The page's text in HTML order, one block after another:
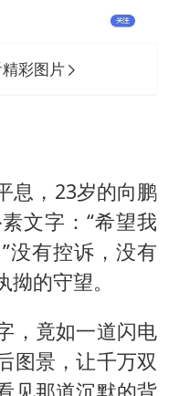
彩图片
息，23岁的向鹏
文字：“希望我
没有控诉，没有
的守望。
，竟如一道闪电
图景，让千万双